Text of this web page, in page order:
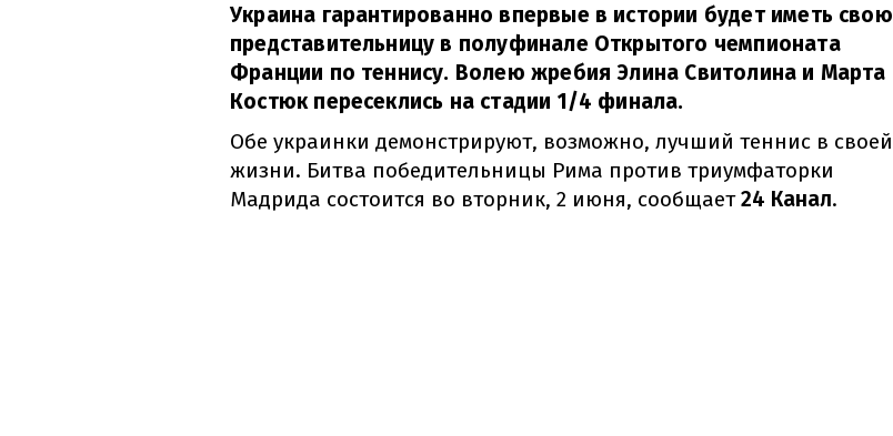
Украина гарантированно впервые в истории будет иметь свою
представительницу в полуфинале Открытого чемпионата
Франции по теннису. Волею жребия Элина Свитолина и Марта
Костюк пересеклись на стадии 1/4 финала.
Обе украинки демонстрируют, возможно, лучший теннис в своей
жизни. Битва победительницы Рима против триумфаторки
Мадрида состоится во вторник, 2 июня, сообщает24 Канал.